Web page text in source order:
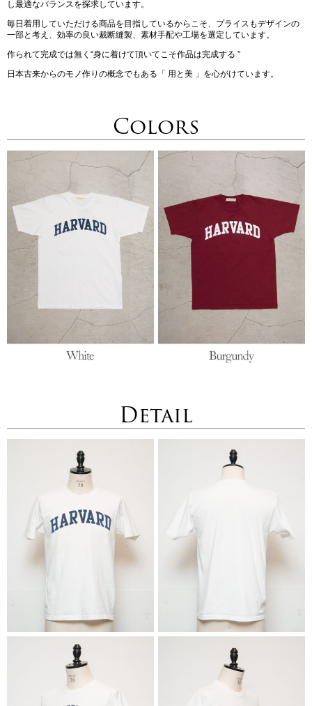
し最適なバランスを探求しています。
毎日着用していただける商品を目指しているからこそ、プライスもデザインの
一部と考え、効率の良い裁断縫製、素材手配や工場を選定しています。
作られて完成では無く“身に着けて頂いてこそ作品は完成する ”
日本古来からのモノ作りの概念でもある「 用と美 」を心がけています。
Colors
Detail